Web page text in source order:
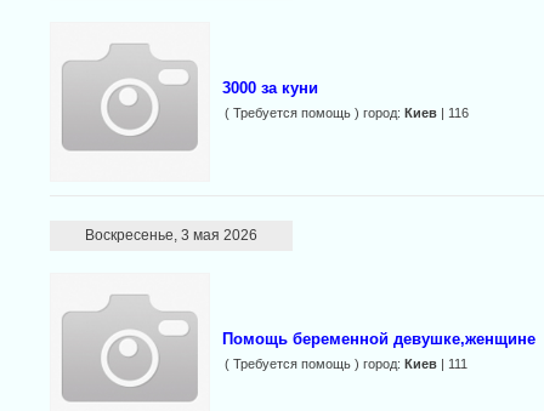
3000 за куни
( Требуется помощь ) город: Киев| 116
Воскресенье, 3 мая 2026
Помощь беременной девушке,женщине
( Требуется помощь ) город: Киев| 111